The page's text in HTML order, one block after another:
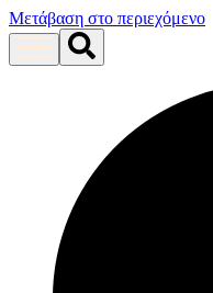
Μετάβαση στο περιεχόμενο